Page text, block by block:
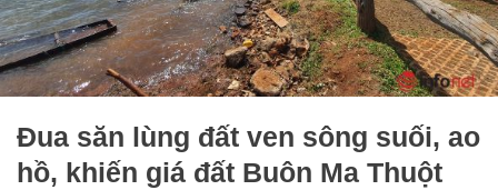
Đua săn lùng đất ven sông suối, ao
hồ, khiến giá đất Buôn Ma Thuột